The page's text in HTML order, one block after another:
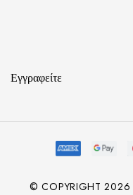
Εγγραφείτε
© COPYRIGHT2026